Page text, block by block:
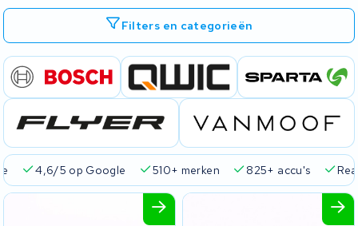
Filters en categorieën
4,6/5 op Google 510+ merken 825+ accu's